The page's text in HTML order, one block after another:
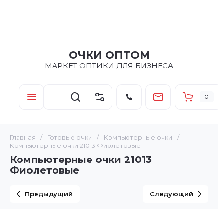
ОЧКИ ОПТОМ
МАРКЕТ ОПТИКИ ДЛЯ БИЗНЕСА
0
Главная / Готовые очки / Компьютерные очки
/
Компьютерные очки 21013 Фиолетовые
Компьютерные очки 21013
Фиолетовые
Предыдущий Следующий